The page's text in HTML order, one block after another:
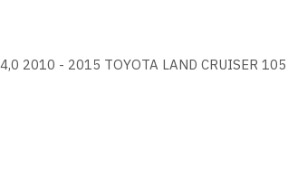
2010 - 2015 TOYOTA LAND CRUISER